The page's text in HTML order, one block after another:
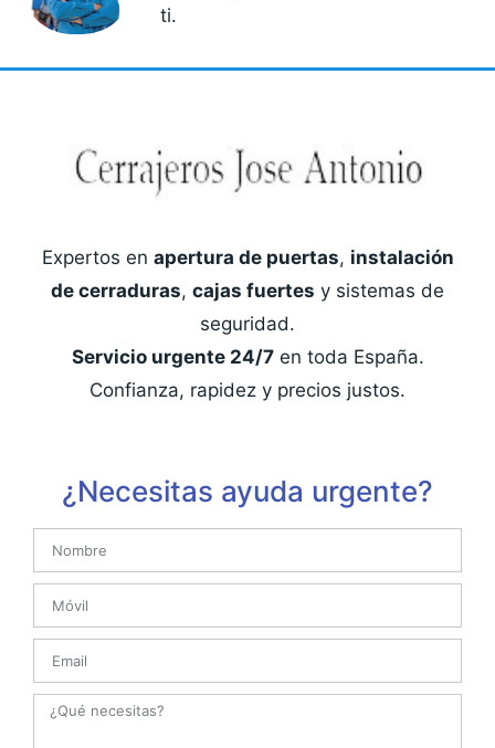
ti.
Expertos en apertura de puertas, instalación
de cerraduras, cajas fuertes y sistemas de
seguridad.
Servicio urgente 24/7en toda España.
Confianza, rapidez y precios justos.
¿Necesitas ayuda urgente?